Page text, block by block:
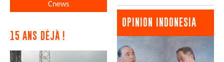
Cnews
15 ANS DÉJÀ !
OPINION INDONESIA